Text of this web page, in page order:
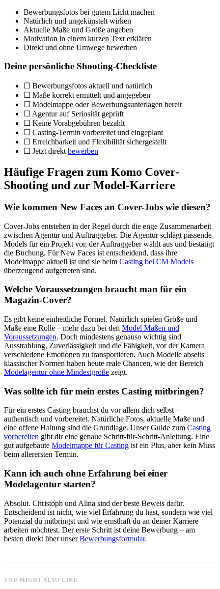
Bewerbungsfotos bei gutem Licht machen
Natürlich und ungekünstelt wirken
Aktuelle Maße und Größe angeben
Motivation in einem kurzen Text erklären
Direkt und ohne Umwege bewerben
Deine persönliche Shooting-Checkliste
☐ Bewerbungsfotos aktuell und natürlich
☐ Maße korrekt ermittelt und angegeben
☐ Modelmappe oder Bewerbungsunterlagen bereit
☐ Agentur auf Seriosität geprüft
☐ Keine Vorabgebühren bezahlt
☐ Casting-Termin vorbereitet und eingeplant
☐ Erreichbarkeit und Flexibilität sichergestellt
☐ Jetzt direkt bewerben
Häufige Fragen zum Komo Cover-
Shooting und zur Model-Karriere
Wie kommen New Faces an Cover-Jobs wie diesen?
Cover-Jobs entstehen in der Regel durch die enge Zusammenarbeit
zwischen Agentur und Auftraggeber. Die Agentur schlägt passende
Models für ein Projekt vor, der Auftraggeber wählt aus und bestätigt
die Buchung. Für New Faces ist entscheidend, dass ihre
Modelmappe aktuell ist und sie beim Casting bei CM Models
überzeugend aufgetreten sind.
Welche Voraussetzungen braucht man für ein
Magazin-Cover?
Es gibt keine einheitliche Formel. Natürlich spielen Größe und
Maße eine Rolle – mehr dazu bei den Model Maßen und
Voraussetzungen. Doch mindestens genauso wichtig sind
Ausstrahlung, Zuverlässigkeit und die Fähigkeit, vor der Kamera
verschiedene Emotionen zu transportieren. Auch Modelle abseits
klassischer Normen haben heute reale Chancen, wie der Bereich
Modelagentur ohne Mindestgröße zeigt.
Was sollte ich für mein erstes Casting mitbringen?
Für ein erstes Casting brauchst du vor allem dich selbst –
authentisch und vorbereitet. Natürliche Fotos, aktuelle Maße und
eine offene Haltung sind die Grundlage. Unser Guide zum Casting
vorbereiten gibt dir eine genaue Schritt-für-Schritt-Anleitung. Eine
gut aufgebaute Modelmappe für Casting ist ein Plus, aber kein Muss
beim allerersten Termin.
Kann ich auch ohne Erfahrung bei einer
Modelagentur starten?
Absolut. Christoph und Alina sind der beste Beweis dafür.
Entscheidend ist nicht, wie viel Erfahrung du hast, sondern wie viel
Potenzial du mitbringst und wie ernsthaft du an deiner Karriere
arbeiten möchtest. Der erste Schritt ist deine Bewerbung – am
besten direkt über unserBewerbungsformular.
YOU MIGHT ALSO LIKE